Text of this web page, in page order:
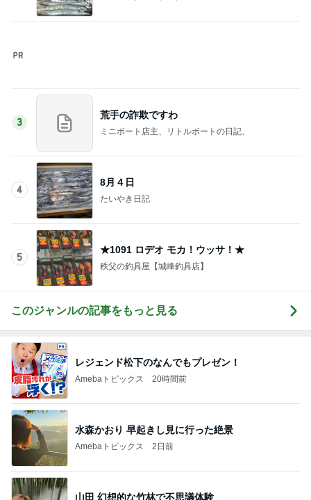
レジェンド松下のなんでもプレゼン！
Amebaトピックス 20時間前
水森かおり 早起きし見に行った絶景
Amebaトピックス
山田 幻想的な竹林で不思議体験
Amebaトピックス 9時間前
Amebaトピックス 1日前
子どもも大好き10分で完成のチャーハン
Amebaトピックス 2日前